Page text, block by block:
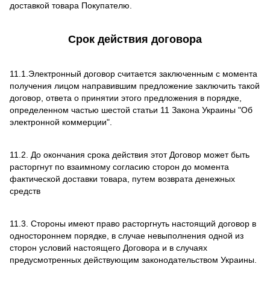
доставкой товара Покупателю.
Срок действия договора
11.1.Электронный договор считается заключенным с момента
получения лицом направившим предложение заключить такой
договор, ответа о принятии этого предложения в порядке,
определенном частью шестой статьи 11 Закона Украины "Об
электронной коммерции".
11.2. До окончания срока действия этот Договор может быть
расторгнут по взаимному согласию сторон до момента
фактической доставки товара, путем возврата денежных
средств
11.3. Стороны имеют право расторгнуть настоящий договор в
одностороннем порядке, в случае невыполнения одной из
сторон условий настоящего Договора и в случаях
предусмотренных действующим законодательством Украины.